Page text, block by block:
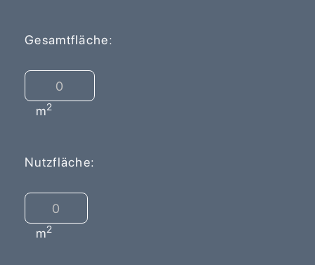
Gesamtfläche:
m2
Nutzfläche:
m2